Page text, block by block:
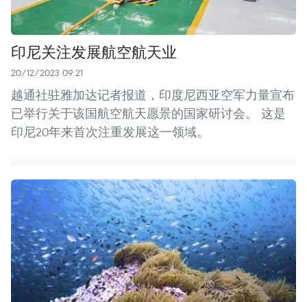
印尼关注发展航空航天业
20/12/2023 09:21
越通社驻雅加达记者报道，印度尼西亚空军力量宣布
已举行关于该国航空航天愿景的国家研讨会。 这是
印尼20年来首次注重发展这一领域。